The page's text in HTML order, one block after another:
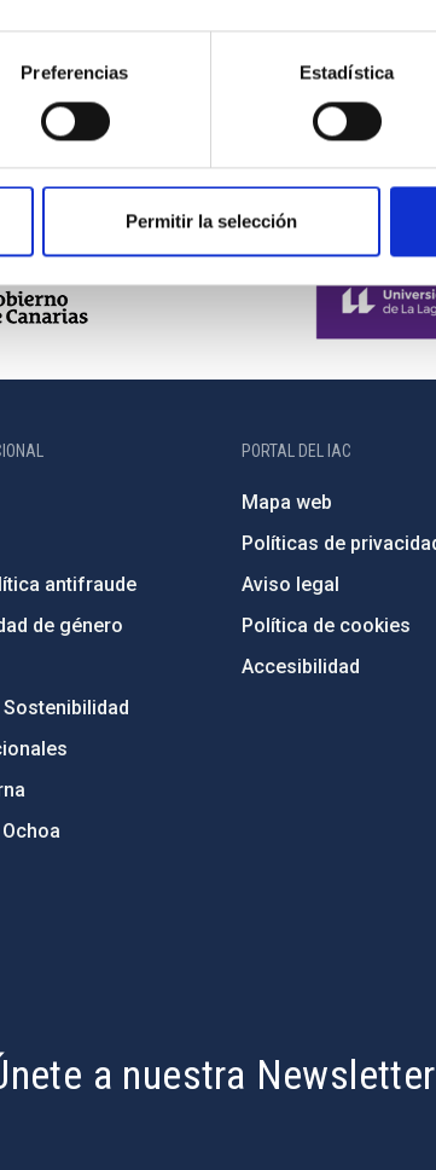
Preferencias Estadística
Permitir la selección
antifraude
de género
PORTAL DEL IAC
Mapa web
Políticas de
Aviso legal
Política de cookies
Accesibilidad
a nuestra Newsletter